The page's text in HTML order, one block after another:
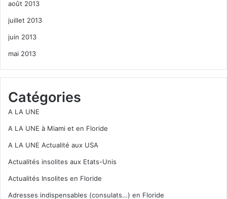
août 2013
juillet 2013
juin 2013
mai 2013
Catégories
A LA UNE
A LA UNE à Miami et en Floride
A LA UNE Actualité aux USA
Actualités insolites aux Etats-Unis
Actualités Insolites en Floride
Adresses indispensables (consulats…) en Floride